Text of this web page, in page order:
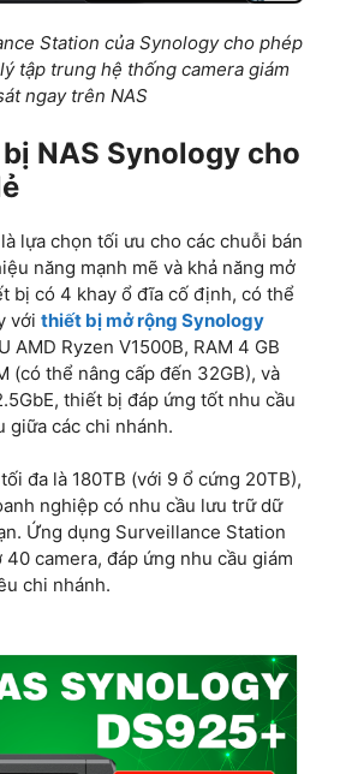
Station của Synology cho phép
tập trung hệ thống camera giám
ngay trên NAS
NAS Synology cho
là lựa chọn tối ưu cho các chuỗi bán
năng mạnh mẽ và khả năng mở
bị có 4 khay ổ đĩa cố định, có thể
với thiết bị mở rộng Synology
AMD Ryzen V1500B, RAM 4 GB
(có thể nâng cấp đến 32GB), và
thiết bị đáp ứng tốt nhu cầu
giữa các chi nhánh.
đa là 180TB (với 9 ổ cứng 20TB),
nghiệp có nhu cầu lưu trữ dữ
Ứng dụng Surveillance Station
camera, đáp ứng nhu cầu giám
chi nhánh.